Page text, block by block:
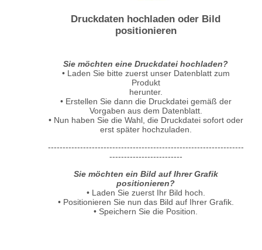
Druckdaten hochladen oder Bild
positionieren
Sie möchten eine Druckdatei hochladen?
• Laden Sie bitte zuerst unser Datenblatt zum
Produkt
herunter.
• Erstellen Sie dann die Druckdatei gemäß der
Vorgaben aus dem Datenblatt.
• Nun haben Sie die Wahl, die Druckdatei sofort oder
erst später hochzuladen.
-------------------------------------------------------------------
-------------------------
Sie möchten ein Bild auf Ihrer Grafik
positionieren?
• Laden Sie zuerst Ihr Bild hoch.
• Positionieren Sie nun das Bild auf Ihrer Grafik.
• Speichern Sie die Position.